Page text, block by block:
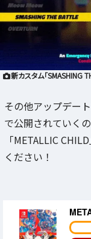
新カスタム「SMASHING
その他アップデー
で公開されていく
「METALLIC
ください！